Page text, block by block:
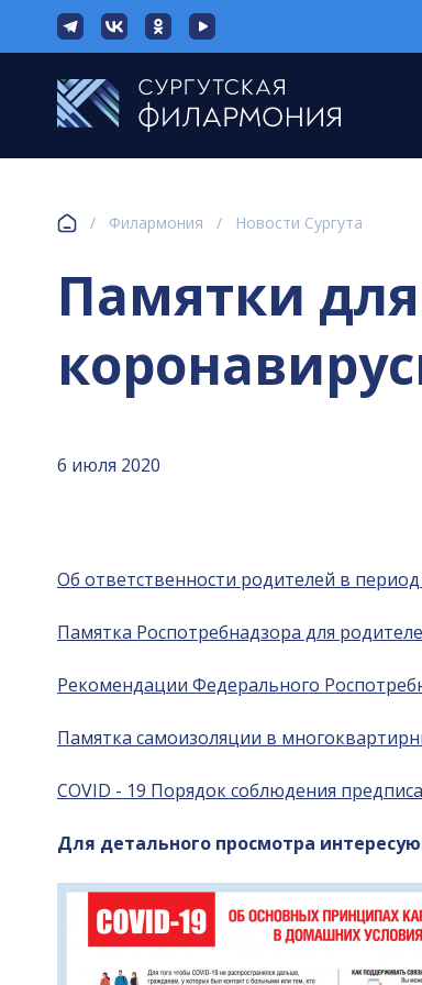
/ Филармония / Новости Сургута
Памятки
6 июля 2020
Об ответственности родителей в
Памятка Роспотребнадзора для
Рекомендации Федерального
Памятка самоизоляции в
COVID - 19 Порядок соблюдения
Для детального просмотра